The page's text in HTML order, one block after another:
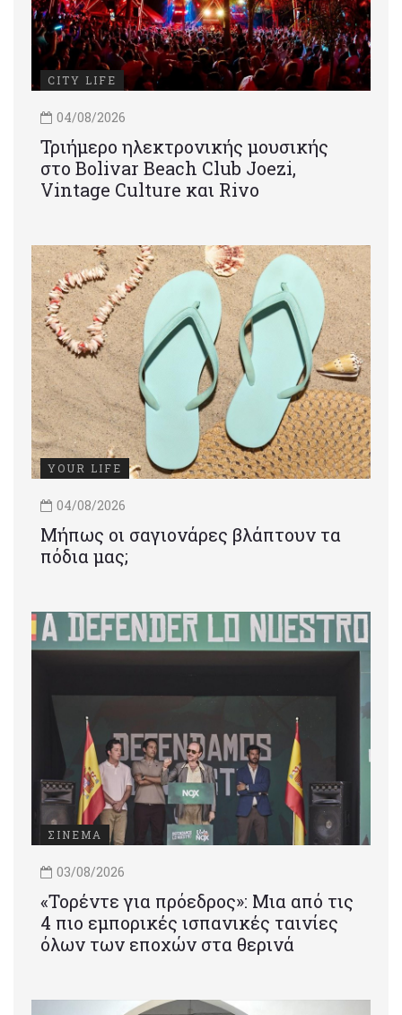
CITY LIFE
04/08/2026
Τριήμερο ηλεκτρονικής μουσικής
στο Bolivar Beach Club Joezi,
Vintage Culture και Rivo
YOUR LIFE
04/08/2026
Μήπως οι σαγιονάρες βλάπτουν τα
πόδια μας;
ΣΙΝΕΜΑ
03/08/2026
«Τορέντε για πρόεδρος»: Mια από τις
4 πιο εμπορικές ισπανικές ταινίες
όλων των εποχών στα θερινά